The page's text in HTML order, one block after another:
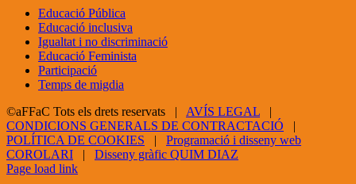
Educació Pública
Educació inclusiva
Igualtat i no discriminació
Educació Feminista
Participació
Temps de migdia
©aFFaC Tots els drets reservats | AVÍS LEGAL |
CONDICIONS GENERALS DE CONTRACTACIÓ |
POLÍTICA DE COOKIES | Programació i disseny web
COROLARI | Disseny gràfic QUIM DIAZ
Facebook
X
YouTube
Page load link